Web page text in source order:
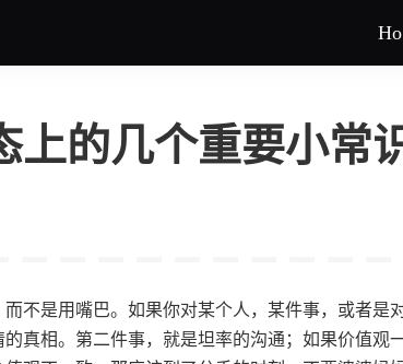
上的几个重要小常
而不是用嘴巴。如果你对某个人，某件事，或者是
真相。第二件事，就是坦率的沟通；如果价值观